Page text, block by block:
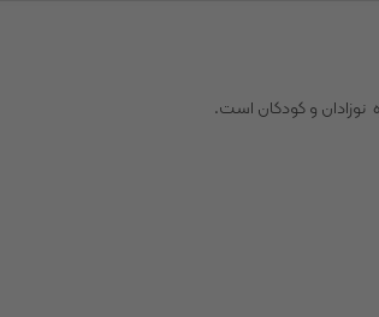
نوزادان و کودکان است.